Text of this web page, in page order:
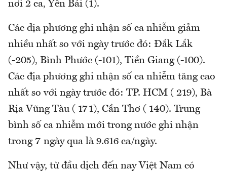
nơi 2 ca, Yên Bái (1).
Các địa phương ghi nhận số ca nhiễm giảm
nhiều nhất so với ngày trước đó: Đắk Lắk
(-205), Bình Phước (-101), Tiền Giang (-100).
Các địa phương ghi nhận số ca nhiễm tăng cao
nhất so với ngày trước đó: TP. HCM ( 219), Bà
Rịa Vũng Tàu ( 171), Cần Thơ ( 140). Trung
bình số ca nhiễm mới trong nước ghi nhận
trong 7 ngày qua là 9.616 ca/ngày.
Như vậy, từ đầu dịch đến nay Việt Nam có